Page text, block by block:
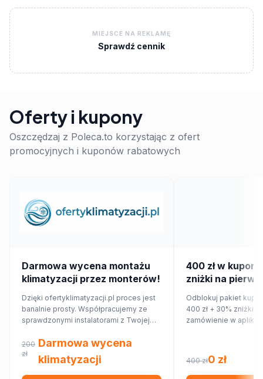
MIEJSCE NA REKLAMĘ
Sprawdź cennik
Oferty i kupony
Oszczędzaj z Poleca.to korzystając z ofert
promocyjnych i kuponów rabatowych
Darmowa wycena montażu
klimatyzacji przez monterów!
Dzięki ofertyklimatyzacji.pl proces jest
banalnie prosty. Współpracujemy ze
sprawdzonymi instalatorami z Twojej
Ciebie wycenę dopasowaną do
Twojego domu lub mieszkania.
200
zł
Darmowa wycena
klimatyzacji
400 zł w
zniżki na
Odblokuj pakiet
400 zł + 30% zniżki
zamówienie w
400 zł0 zł